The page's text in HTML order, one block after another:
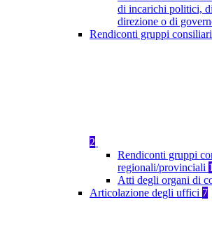
di incarichi politici,
direzione o di
Rendiconti gruppi
2
Rendiconti gruppi
regionali/provinciali 1
Atti degli organi di
Articolazione degli uffici 7